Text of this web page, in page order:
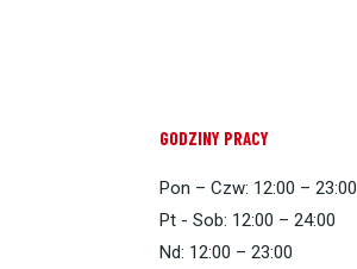
GODZINY PRACY
Pon – Czw: 12:00 – 23:00
Pt - Sob: 12:00 – 24:00
Nd: 12:00 – 23:00